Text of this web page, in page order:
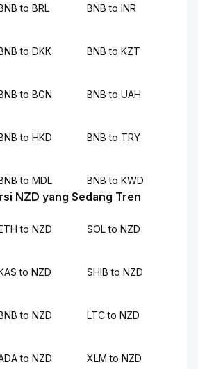
to BRL BNB to INR
to DKK BNB to KZT
to BGN BNB to UAH
to HKD BNB to TRY
to MDL BNB to KWD
NZD yang Sedang Tren
to NZD SOL to NZD
to NZD SHIB to NZD
to NZD LTC to NZD
to NZD XLM to NZD